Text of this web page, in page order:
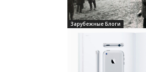
Зарубежные Блоги